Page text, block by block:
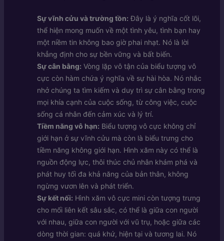
Sự vĩnh cửu và trường tồn: Đây là ý nghĩa cốt lõi,
thể hiện mong muốn về một tình yêu, tình bạn hay
một niềm tin không bao giờ phai nhạt. Nó là lời
khẳng định cho sự bền vững và bất biến.
Sự cân bằng: Vòng lặp vô tận của biểu tượng vô
cực còn hàm chứa ý nghĩa về sự hài hòa. Nó nhắc
nhở chúng ta tìm kiếm và duy trì sự cân bằng trong
mọi khía cạnh của cuộc sống, từ công việc, cuộc
sống cá nhân đến cảm xúc và lý trí.
Tiềm năng vô hạn: Biểu tượng vô cực không chỉ
giới hạn ở sự vĩnh cửu mà còn là biểu trưng cho
tiềm năng không giới hạn. Hình xăm này có thể là
nguồn động lực, thôi thúc chủ nhân khám phá và
phát huy tối đa khả năng của bản thân, không
ngừng vươn lên và phát triển.
Sự kết nối: Hình xăm vô cực mini còn tượng trưng
cho mối liên kết sâu sắc, có thể là giữa con người
với nhau, giữa con người với vũ trụ, hoặc giữa các
dòng thời gian: quá khứ, hiện tại và tương lai. Nó